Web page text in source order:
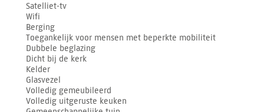
Satelliet-tv
Wifi
Berging
Toegankelijk voor mensen met beperkte mobiliteit
Dubbele beglazing
Dicht bij de kerk
Kelder
Glasvezel
Volledig gemeubileerd
Volledig uitgeruste keuken